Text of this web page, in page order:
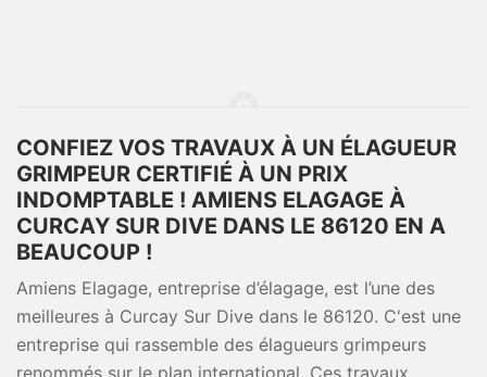
CONFIEZ VOS TRAVAUX À UN ÉLAGUEUR
GRIMPEUR CERTIFIÉ À UN PRIX
INDOMPTABLE ! AMIENS ELAGAGE À
CURCAY SUR DIVE DANS LE 86120 EN A
BEAUCOUP !
Amiens Elagage, entreprise d’élagage, est l’une des
meilleures à Curcay Sur Dive dans le 86120. C'est une
entreprise qui rassemble des élagueurs grimpeurs
renommés sur le plan international. Ces travaux